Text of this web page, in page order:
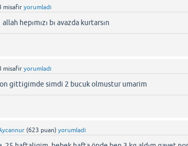
misafir yorumladı
hepımızı bı avazda kurtarsın
misafir yorumladı
gittigimde simdi 2 bucuk olmustur umarim
(623 puan) yorumladı